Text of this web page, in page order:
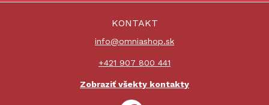
KONTAKT
info@omniashop.sk
+421 907 800 441
Zobraziť všekty kontakty